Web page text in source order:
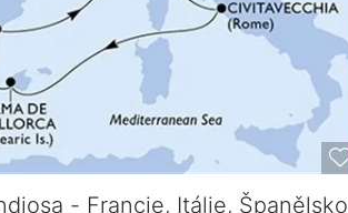
- Francie, Itálie, Španělsko